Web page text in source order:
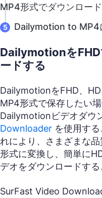
MP4形式でダウンロー
Dailymotion to MP4
DailymotionをFHD
ードする
DailymotionをFHD、
MP4形式で保存したい
Dailymotionビデオダウ
Downloader を使用す
れにより、さまざまな
形式に変換し、簡単に
デオをダウンロードする
SurFast Video